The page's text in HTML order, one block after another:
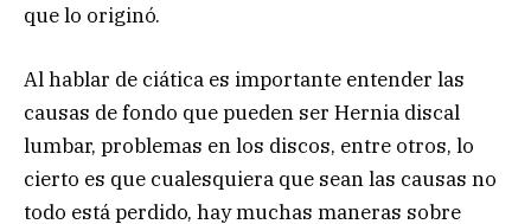
que lo originó.
Al hablar de ciática es importante entender las
causas de fondo que pueden ser Hernia discal
lumbar, problemas en los discos, entre otros, lo
cierto es que cualesquiera que sean las causas no
todo está perdido, hay muchas maneras sobre